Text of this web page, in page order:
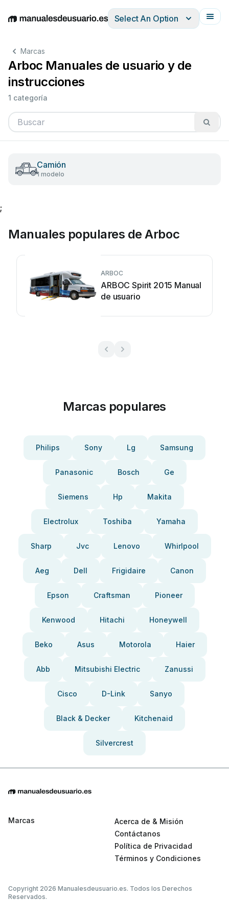
EnglishDeutschEspañolItalianoFrançais
Select An Option
Marcas
Arboc Manuales de usuario y de
instrucciones
1 categoría
Camión
1 modelo
;
Manuales populares de Arboc
ARBOC
ARBOC Spirit 2015 Manual
de usuario
Marcas populares
Philips Sony Lg Samsung
Panasonic Bosch Ge
Siemens Hp Makita
Electrolux Toshiba Yamaha
Sharp Jvc Lenovo Whirlpool
Aeg Dell Frigidaire Canon
Epson Craftsman Pioneer
Kenwood Hitachi Honeywell
Beko Asus Motorola Haier
Abb Mitsubishi Electric Zanussi
Cisco D-Link Sanyo
Black & Decker Kitchenaid
Silvercrest
Marcas
Acerca de & Misión
Contáctanos
Política de Privacidad
Términos y Condiciones
Copyright 2026 Manualesdeusuario.es. Todos los Derechos
Reservados.